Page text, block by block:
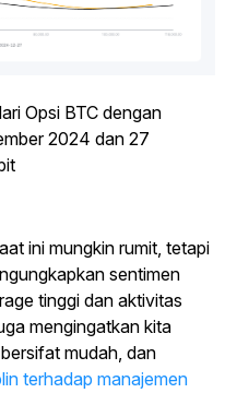
Opsi BTC dengan
2024 dan 27
ini mungkin rumit, tetapi
sentimen
tinggi dan aktivitas
mengingatkan kita
mudah, dan
terhadap manajemen